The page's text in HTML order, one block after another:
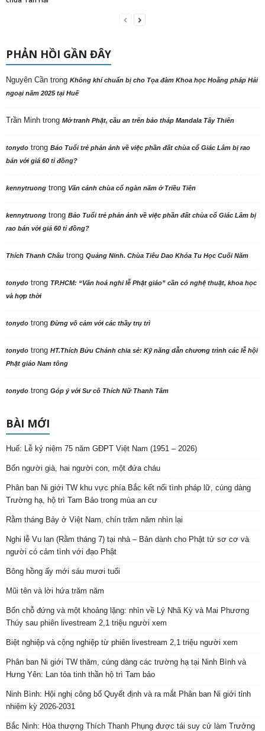
PHẢN HỒI GẦN ĐÂY
Nguyên Cần trong Không khí chuẩn bị cho Tọa đàm Khoa học Hoằng pháp Hải
ngoại năm 2025 tại Huế
Trần Minh trong Mở tranh Phật, cầu an trên bảo tháp Mandala Tây Thiên
tonydo trong Báo Tuổi trẻ phản ảnh về việc phần đất chùa cổ Giác Lâm bị rao
bán với giá 60 tỉ đồng?
kennytruong trong Vãn cảnh chùa cổ ngàn năm ở Triều Tiên
kennytruong trong Báo Tuổi trẻ phản ảnh về việc phần đất chùa cổ Giác Lâm bị
rao bán với giá 60 tỉ đồng?
Thích Thanh Châu trong Quảng Ninh. Chùa Tiêu Dao Khóa Tu Học Cuối Năm
tonydo trong TP.HCM: “Văn hoá nghi lễ Phật giáo” cần có nghệ thuật, khoa học
và hợp thời
tonydo trong Đừng vô cảm với các thầy trụ trì
tonydo trong HT.Thích Bửu Chánh chia sẻ: Kỹ năng dẫn chương trình các lễ hội
Phật giáo Nam tông
tonydo trong Góp ý với Sư cô Thích Nữ Thanh Tâm
BÀI MỚI
Huế: Lễ kỷ niệm 75 năm GĐPT Việt Nam (1951 – 2026)
Bốn người già, hai người con, một đứa cháu
Phân ban Ni giới TW khu vực phía Bắc kết nối tình pháp lữ, cúng dàng
Trường hạ, hộ trì Tam Bảo trong mùa an cư
Rằm tháng Bảy ở Việt Nam, chín trăm năm nhìn lại
Nghi lễ Vu lan (Rằm tháng 7) tại nhà – Bản dành cho Phật tử sơ cơ và
người có cảm tình với đạo Phật
Bông hồng ấy mới sáu mươi tuổi
Mũi tên và lời hứa trăm năm
Bốn chỗ đứng và một khoảng lặng: nhìn về Lý Nhã Kỳ và Mai Phương
Thúy sau phiên livestream 2,1 triệu người xem
Biệt nghiệp và cộng nghiệp từ phiên livestream 2,1 triệu người xem
Phân ban Ni giới TW thăm, cúng dàng các trường hạ tại Ninh Bình và
Hưng Yên: Lan tỏa tinh thần hộ trì Tam bảo
Ninh Bình: Hội nghị công bố Quyết định và ra mắt Phân ban Ni giới tỉnh
nhiệm kỳ 2026-2031
Bắc Ninh: Hòa thượng Thích Thanh Phụng được tái suy cử làm Trưởng